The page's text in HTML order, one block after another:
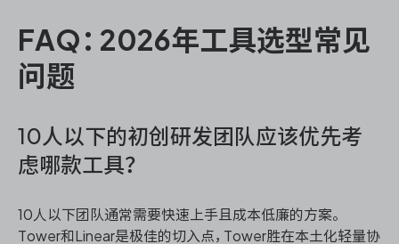
FAQ：2026年工具选型常见
问题
10人以下的初创研发团队应该优先考
虑哪款工具？
10人以下团队通常需要快速上手且成本低廉的方案。
Tower和Linear是极佳的切入点，Tower胜在本土化轻量协